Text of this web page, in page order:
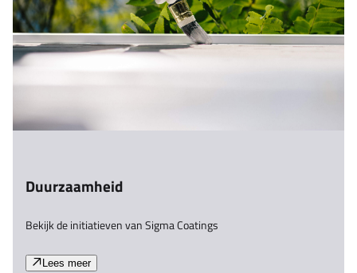
Duurzaamheid
Bekijk de initiatieven van Sigma Coatings
Lees meer